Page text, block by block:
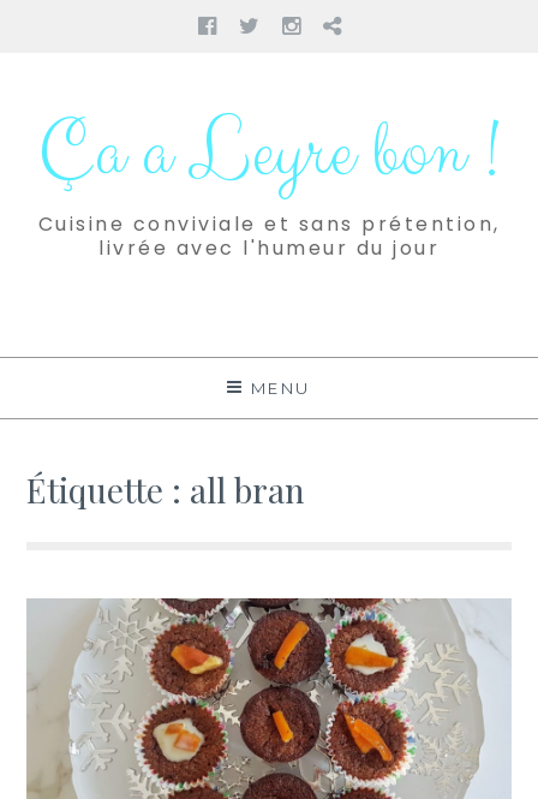
Facebook
TwitterInstagram
Pinterest
contenuÇa a Leyre bon !
Cuisine conviviale et sans prétention,
livrée avec l'humeur du jour
MENU
Étiquette : all bran